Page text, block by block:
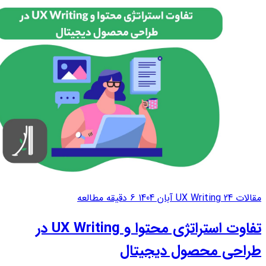
پایین کاربر باعث می‌شود هر کلمه...
مقالات UX Writing24 آبان 1404 6 دقیقه مطالعه
تفاوت استراتژی محتوا و UX Writing در
طراحی محصول دیجیتال